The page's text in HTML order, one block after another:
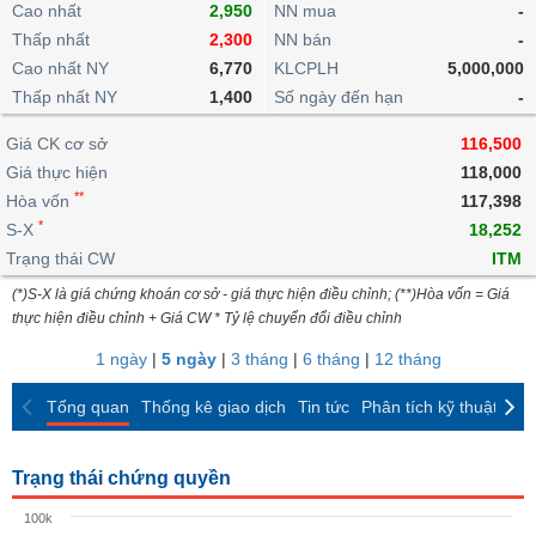
lỗ
Giao
nội
bộ
Niên
giám
Tài
liệu
cổ
đông
Định
giá
Nước
Tự
doanh
Top
cổ
phiếu
Bản
Thống
dịch
dịch
Chứng
quyền
Thống
kê
dịch
Định
Thống
dịch
Tin
tức
Phân
tích
kỹ
thuật
Bảng
trực
tuyến
lọc
cổ
phiếu
sánh
cổ
phiếu
Báo
cáo
phân
Vĩ
mô
lai
Chứng
quyền
Trái
phiếu
doanh
IR
Awards
Dịch
vụ
Cao nhất
2,950
Thấp nhất
2,300
Cao nhất NY
6,770
Thấp nhất NY
1,400
NN mua
-
NN bán
-
KLCPLH
5,000,000
Số ngày đến hạn
-
Giá CK cơ sở
116,500
Giá thực hiện
118,000
Hòa vốn **
117,398
S-X *
18,252
Trạng thái CW
ITM
(*)S-X là giá chứng khoán cơ sở - giá thực hiện điều chỉnh; (**)Hòa vốn = Giá
thực hiện điều chỉnh + Giá CW * Tỷ lệ chuyển đổi điều chỉnh
1 ngày| 5 ngày| 3 tháng | 6 tháng | 12 tháng
Tổng quan Thống kê giao dịch Tin tức Phân tích kỹ thuật
Trạng thái chứng quyền
100k
BẤT
ĐỘNG
SẢN
TÀI
CHÍNH
HÀNG
HÓA
KINH
TẾ